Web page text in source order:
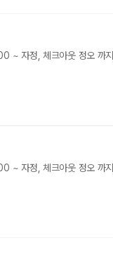
~ 자정, 체크아웃 정오 까지
~ 자정, 체크아웃 정오 까지